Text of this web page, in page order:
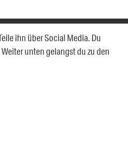
ihn über Social Media. Du
unten gelangst du zu den